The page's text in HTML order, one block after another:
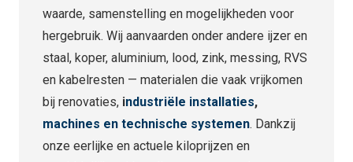
waarde, samenstelling en mogelijkheden voor
hergebruik. Wij aanvaarden onder andere ijzer en
staal, koper, aluminium, lood, zink, messing, RVS
en kabelresten — materialen die vaak vrijkomen
bij renovaties, industriële installaties,
machines en technische systemen. Dankzij
onze eerlijke en actuele kiloprijzen en